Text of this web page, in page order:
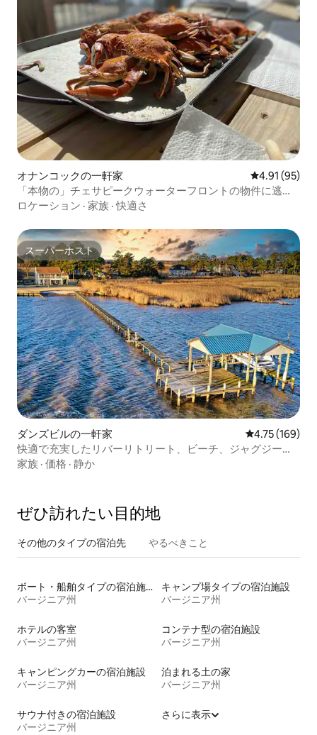
オナンコックの一軒家 レビュー95
4.91 (95)
「本物の」チェサピークウォーターフロントの物件に逃げ
ましょう！
ロケーション · 家族 ·快適さ
スーパーホスト
スーパーホスト
ダンズビルの一軒家 レビュー169
4.75 (169)
快適で充実したリバーリトリート、ビーチ、ジャグジー、
ゲーム
家族 · 価格 · 静か
ぜひ訪⁠れ⁠た⁠い目⁠的⁠地
その他のタ⁠イ⁠プ⁠の宿⁠泊⁠先 やるべきこと
ボート・船舶タイプの宿泊施設
バージニア州
キャンプ場タイプの宿泊施設
バージニア州
ホテルの客室
バージニア州
コンテナ型の宿泊施設
バージニア州
キャンピングカーの宿泊施設
バージニア州
泊まれる土の家
バージニア州
サウナ付きの宿泊施設
バージニア州
さらに表示